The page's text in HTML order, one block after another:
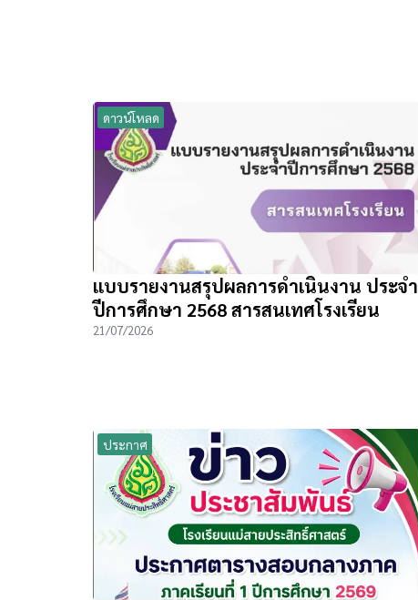
ดาวน์โหลด
แบบรายงานสรุปผลการดำเนินงาน ประจำ
ปีการศึกษา 2568 สารสนเทศโรงเรียน
21/07/2026
ประกาศ